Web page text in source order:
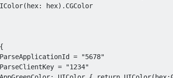
(hex: hex). CGColor
{
=
"5678"
=
"1234"